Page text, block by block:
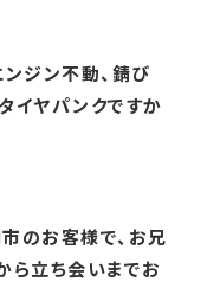
ジン不動、錆び
イヤパンクですか
のお客様で、お兄
ら立ち会いまでお